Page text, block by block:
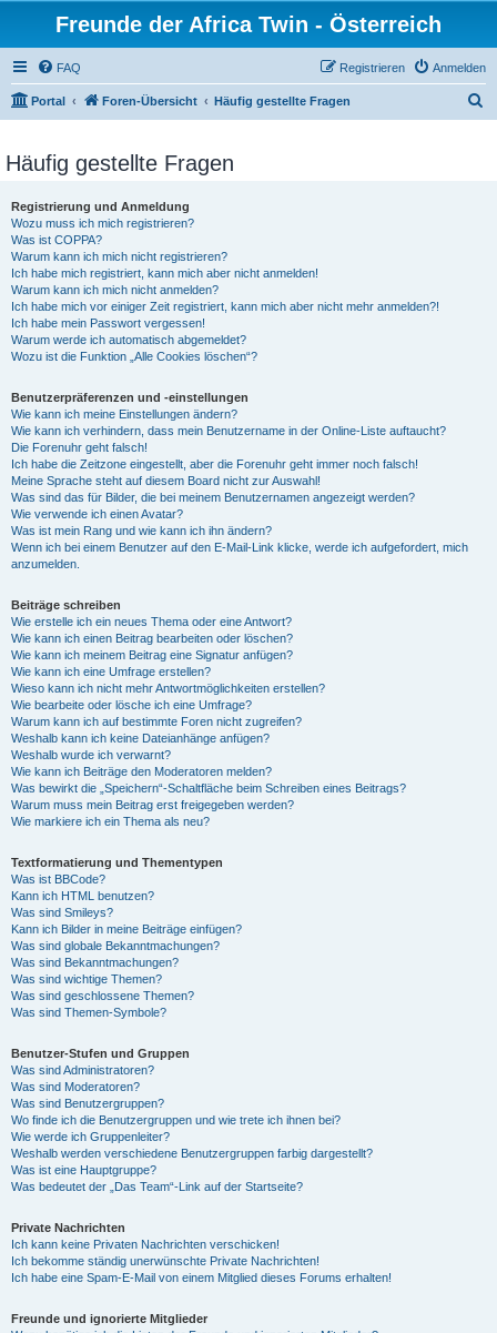
Freunde der Africa Twin - Österreich
FAQ Anmelden
Registrieren
Portal Foren-Übersicht Häufig gestellte Fragen
Häufig gestellte Fragen
Registrierung und Anmeldung
Wozu muss ich mich registrieren?
Was ist COPPA?
Warum kann ich mich nicht registrieren?
Ich habe mich registriert, kann mich aber nicht anmelden!
Warum kann ich mich nicht anmelden?
Ich habe mich vor einiger Zeit registriert, kann mich aber nicht mehr anmelden?!
Ich habe mein Passwort vergessen!
Warum werde ich automatisch abgemeldet?
Wozu ist die Funktion „Alle Cookies löschen“?
Benutzerpräferenzen und -einstellungen
Wie kann ich meine Einstellungen ändern?
Wie kann ich verhindern, dass mein Benutzername in der Online-Liste auftaucht?
Die Forenuhr geht falsch!
Ich habe die Zeitzone eingestellt, aber die Forenuhr geht immer noch falsch!
Meine Sprache steht auf diesem Board nicht zur Auswahl!
Was sind das für Bilder, die bei meinem Benutzernamen angezeigt werden?
Wie verwende ich einen Avatar?
Was ist mein Rang und wie kann ich ihn ändern?
Wenn ich bei einem Benutzer auf den E-Mail-Link klicke, werde ich aufgefordert, mich
anzumelden.
Beiträge schreiben
Wie erstelle ich ein neues Thema oder eine Antwort?
Wie kann ich einen Beitrag bearbeiten oder löschen?
Wie kann ich meinem Beitrag eine Signatur anfügen?
Wie kann ich eine Umfrage erstellen?
Wieso kann ich nicht mehr Antwortmöglichkeiten erstellen?
Wie bearbeite oder lösche ich eine Umfrage?
Warum kann ich auf bestimmte Foren nicht zugreifen?
Weshalb kann ich keine Dateianhänge anfügen?
Weshalb wurde ich verwarnt?
Wie kann ich Beiträge den Moderatoren melden?
Was bewirkt die „Speichern“-Schaltfläche beim Schreiben eines Beitrags?
Warum muss mein Beitrag erst freigegeben werden?
Wie markiere ich ein Thema als neu?
Textformatierung und Thementypen
Was ist BBCode?
Kann ich HTML benutzen?
Was sind Smileys?
Kann ich Bilder in meine Beiträge einfügen?
Was sind globale Bekanntmachungen?
Was sind Bekanntmachungen?
Was sind wichtige Themen?
Was sind geschlossene Themen?
Was sind Themen-Symbole?
Benutzer-Stufen und Gruppen
Was sind Administratoren?
Was sind Moderatoren?
Was sind Benutzergruppen?
Wo finde ich die Benutzergruppen und wie trete ich ihnen bei?
Wie werde ich Gruppenleiter?
Weshalb werden verschiedene Benutzergruppen farbig dargestellt?
Was ist eine Hauptgruppe?
Was bedeutet der „Das Team“-Link auf der Startseite?
Private Nachrichten
Ich kann keine Privaten Nachrichten verschicken!
Ich bekomme ständig unerwünschte Private Nachrichten!
Ich habe eine Spam-E-Mail von einem Mitglied dieses Forums erhalten!
Freunde und ignorierte Mitglieder